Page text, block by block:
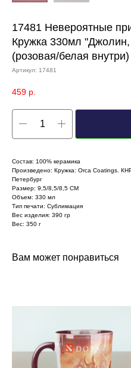
17481 Невероятные
Кружка 330мл "Джолин,
(розовая/белая внутри)
Артикул: 17481
459 р.
Состав: 100% керамика
Произведено: Кружка: Orca Coatings.
Петербург
Размер: 9,5/8,5/8,5 СМ
Объем: 330 мл
Тип печати: Сублимация
Вес изделия: 390 гр
Вес: 350 г
Вам может понравиться